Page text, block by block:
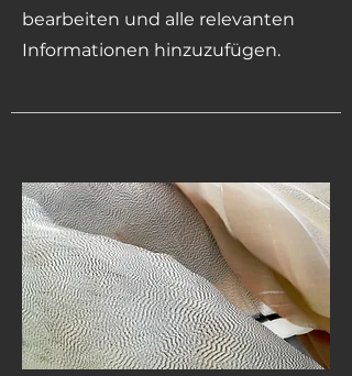
bearbeiten und alle relevanten
Informationen hinzuzufügen.